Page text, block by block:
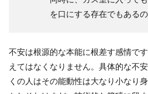
を口にする存在でもあるの
不安は根源的な本能に根差す感情で
えてはなくなりません。具体的な不
くの人はその能動性は大なり小なり